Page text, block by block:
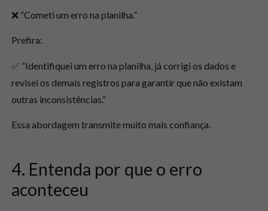
❌ “Cometi um erro na planilha.”
Prefira:
✅ “Identifiquei um erro na planilha, já corrigi os dados e
revisei os demais registros para garantir que não existam
outras inconsistências.”
Essa abordagem transmite muito mais confiança.
4. Entenda por que o erro
aconteceu